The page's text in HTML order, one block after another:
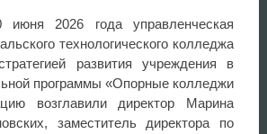
2026 года управленческая
технологического колледжа
развития учреждения в
программы «Опорные колледжи
возглавили директор Марина
заместитель директора по